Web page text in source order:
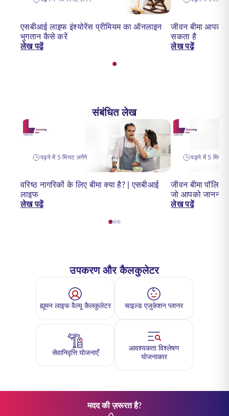
एसबीआई लाइफ इंश्योरेंस प्रीमियम का ऑनलाइन
भुगतान कैसे करें
लेख पढ़ें
जीवन बीमा
सकता है
लेख पढ़ें
संबंधित लेख
पढ़ने में 5 मिनट लगेंगे
वरिष्ठ नागरिकों के लिए बीमा क्या है? | एसबीआई
लाइफ
लेख पढ़ें
पढ़ने में 5 मिनट
जीवन बीमा
जो आपको जानना
लेख पढ़ें
उपकरण और कैलकुलेटर
ह्यूमन लाइफ वैल्यू कैलकुलेटर चाइल्ड एजुकेशन प्लानर
सेवानिवृत्ति योजनाएँ
आवश्यकता विश्लेषण
योजनाकार
मदद की ज़रूरत है?